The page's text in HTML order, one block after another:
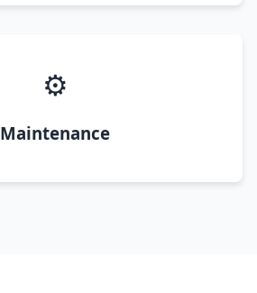
⚙️
Maintenance